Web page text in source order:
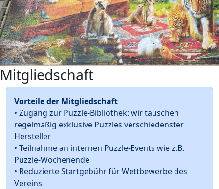
Mitgliedschaft
Vorteile der Mitgliedschaft
• Zugang zur Puzzle-Bibliothek: wir tauschen
regelmäßig exklusive Puzzles verschiedenster
Hersteller
• Teilnahme an internen Puzzle-Events wie z.B.
Puzzle-Wochenende
• Reduzierte Startgebühr für Wettbewerbe des
Vereins